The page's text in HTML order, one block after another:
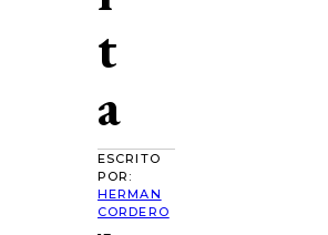
t
a
ESCRITO
POR:
HERMAN
CORDERO